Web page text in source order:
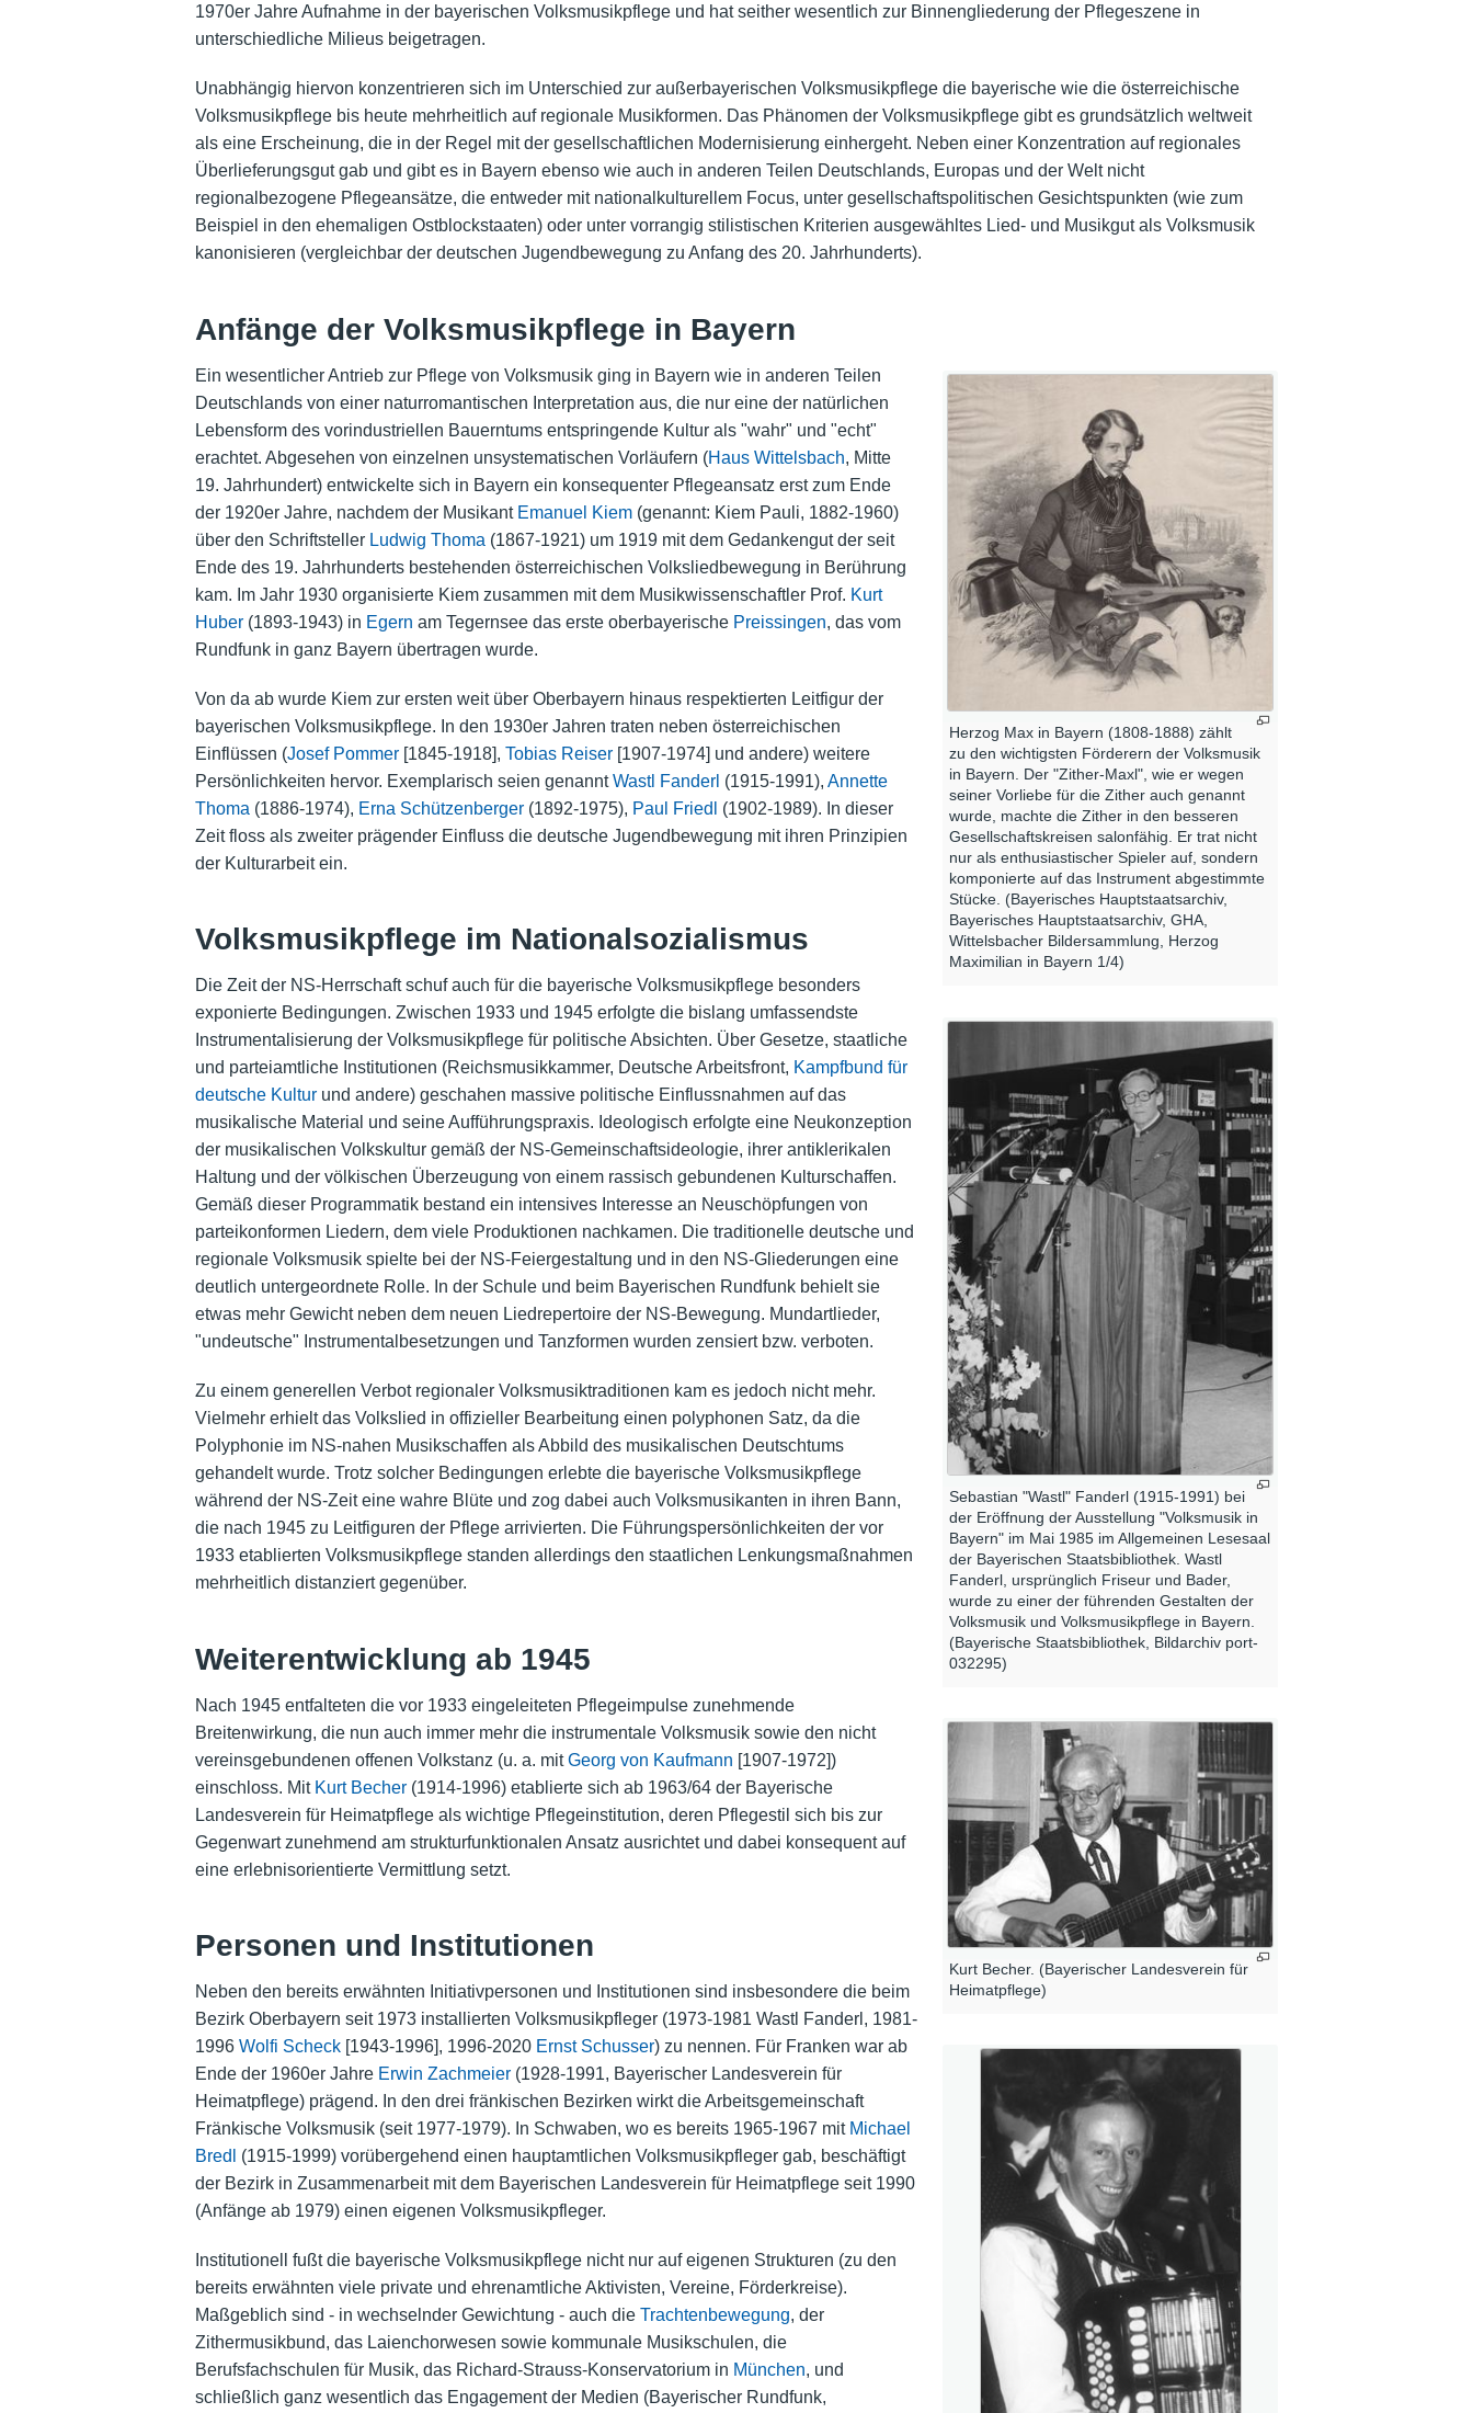
1970er Jahre Aufnahme in der bayerischen Volksmusikpflege und hat seither wesentlich zur Binnengliederung der Pflegeszene in
unterschiedliche Milieus beigetragen.
Unabhängig hiervon konzentrieren sich im Unterschied zur außerbayerischen Volksmusikpflege die bayerische wie die österreichische
Volksmusikpflege bis heute mehrheitlich auf regionale Musikformen. Das Phänomen der Volksmusikpflege gibt es grundsätzlich weltweit
als eine Erscheinung, die in der Regel mit der gesellschaftlichen Modernisierung einhergeht. Neben einer Konzentration auf regionales
Überlieferungsgut gab und gibt es in Bayern ebenso wie auch in anderen Teilen Deutschlands, Europas und der Welt nicht
regionalbezogene Pflegeansätze, die entweder mit nationalkulturellem Focus, unter gesellschaftspolitischen Gesichtspunkten (wie zum
Beispiel in den ehemaligen Ostblockstaaten) oder unter vorrangig stilistischen Kriterien ausgewähltes Lied- und Musikgut als Volksmusik
kanonisieren (vergleichbar der deutschen Jugendbewegung zu Anfang des 20. Jahrhunderts).
Anfänge der Volksmusikpflege in Bayern
Herzog Max in Bayern (1808-1888) zählt
zu den wichtigsten Förderern der Volksmusik
in Bayern. Der "Zither-Maxl", wie er wegen
seiner Vorliebe für die Zither auch genannt
wurde, machte die Zither in den besseren
Gesellschaftskreisen salonfähig. Er trat nicht
nur als enthusiastischer Spieler auf, sondern
komponierte auf das Instrument abgestimmte
Stücke. (Bayerisches Hauptstaatsarchiv,
Bayerisches Hauptstaatsarchiv, GHA,
Wittelsbacher Bildersammlung, Herzog
Maximilian in Bayern 1/4)
Ein wesentlicher Antrieb zur Pflege von Volksmusik ging in Bayern wie in anderen Teilen
Deutschlands von einer naturromantischen Interpretation aus, die nur eine der natürlichen
Lebensform des vorindustriellen Bauerntums entspringende Kultur als "wahr" und "echt"
erachtet. Abgesehen von einzelnen unsystematischen Vorläufern (Haus Wittelsbach, Mitte
19. Jahrhundert) entwickelte sich in Bayern ein konsequenter Pflegeansatz erst zum Ende
der 1920er Jahre, nachdem der Musikant Emanuel Kiem(genannt: Kiem Pauli, 1882-1960)
über den Schriftsteller Ludwig Thoma (1867-1921) um 1919 mit dem Gedankengut der seit
Ende des 19. Jahrhunderts bestehenden österreichischen Volksliedbewegung in Berührung
kam. Im Jahr 1930 organisierte Kiem zusammen mit dem Musikwissenschaftler Prof. Kurt
Huber(1893-1943) in Egern am Tegernsee das erste oberbayerische Preissingen, das vom
Rundfunkin ganz Bayern übertragen wurde.
Sebastian "Wastl" Fanderl (1915-1991) bei
der Eröffnung der Ausstellung "Volksmusik in
Bayern" im Mai 1985 im Allgemeinen Lesesaal
der Bayerischen Staatsbibliothek. Wastl
Fanderl, ursprünglich Friseur und Bader,
wurde zu einer der führenden Gestalten der
Volksmusik und Volksmusikpflege in Bayern.
(Bayerische Staatsbibliothek, Bildarchiv port-
032295)
Von da ab wurde Kiem zur ersten weit über Oberbayern hinaus respektierten Leitfigur der
bayerischen Volksmusikpflege. In den 1930er Jahren traten neben österreichischen
Einflüssen (Josef Pommer[1845-1918], Tobias Reiser[1907-1974] und andere) weitere
Persönlichkeiten hervor. Exemplarisch seien genanntWastl Fanderl (1915-1991), Annette
Thoma (1886-1974), Erna Schützenberger(1892-1975), Paul Friedl
(1902-1989). In dieser
Zeit floss als zweiter prägender Einfluss die deutsche Jugendbewegung mit ihren Prinzipien
der Kulturarbeit ein.
Volksmusikpflege im Nationalsozialismus
Die Zeit der NS-Herrschaft schuf auch für die bayerische Volksmusikpflege besonders
exponierte Bedingungen. Zwischen 1933 und 1945 erfolgte die bislang umfassendste
Instrumentalisierung der Volksmusikpflege für politische Absichten. Über Gesetze, staatliche
und parteiamtliche Institutionen (Reichsmusikkammer, Deutsche Arbeitsfront, Kampfbund für
deutsche Kulturund andere) geschahen massive politische Einflussnahmen auf das
musikalische Material und seine Aufführungspraxis. Ideologisch erfolgte eine Neukonzeption
der musikalischen Volkskultur gemäß der NS-Gemeinschaftsideologie, ihrer antiklerikalen
Haltung und der völkischen Überzeugung von einem rassisch gebundenen Kulturschaffen.
Gemäß dieser Programmatik bestand ein intensives Interesse an Neuschöpfungen von
parteikonformen Liedern, dem viele Produktionen nachkamen. Die traditionelle deutsche und
regionale Volksmusik spielte bei der NS-Feiergestaltung und in den NS-Gliederungen eine
deutlich untergeordnete Rolle. In der Schule und beim Bayerischen Rundfunk behielt sie
etwas mehr Gewicht neben dem neuen Liedrepertoire der NS-Bewegung. Mundartlieder,
"undeutsche" Instrumentalbesetzungen und Tanzformen wurden zensiert bzw. verboten.
Zu einem generellen Verbot regionaler Volksmusiktraditionen kam es jedoch nicht mehr.
Vielmehr erhielt das Volkslied in offizieller Bearbeitung einen polyphonen Satz, da die
Polyphonie im NS-nahen Musikschaffen als Abbild des musikalischen Deutschtums
gehandelt wurde. Trotz solcher Bedingungen erlebte die bayerische Volksmusikpflege
während der NS-Zeit eine wahre Blüte und zog dabei auch Volksmusikanten in ihren Bann,
die nach 1945 zu Leitfiguren der Pflege arrivierten. Die Führungspersönlichkeiten der vor
1933 etablierten Volksmusikpflege standen allerdings den staatlichen Lenkungsmaßnahmen
mehrheitlich distanziert gegenüber.
Weiterentwicklung ab 1945
Kurt Becher. (Bayerischer Landesverein für
Heimatpflege)
Nach 1945 entfalteten die vor 1933 eingeleiteten Pflegeimpulse zunehmende
Breitenwirkung, die nun auch immer mehr die instrumentale Volksmusik sowie den nicht
vereinsgebundenen offenen Volkstanz (u. a. mitGeorg von Kaufmann [1907-1972])
einschloss. Mit Kurt Becher(1914-1996) etablierte sich ab 1963/64 der Bayerische
Landesverein für Heimatpflege als wichtige Pflegeinstitution, deren Pflegestil sich bis zur
Gegenwart zunehmend am strukturfunktionalen Ansatz ausrichtet und dabei konsequent auf
eine erlebnisorientierte Vermittlung setzt.
Personen und Institutionen
Neben den bereits erwähnten Initiativpersonen und Institutionen sind insbesondere die beim
Bezirk Oberbayern seit 1973 installierten Volksmusikpfleger (1973-1981 Wastl Fanderl, 1981-
1996 Wolfi Scheck[1943-1996], 1996-2020 Ernst Schusser) zu nennen. Für Franken war ab
Ende der 1960er Jahre Erwin Zachmeier(1928-1991, Bayerischer Landesverein für
Heimatpflege) prägend. In den drei fränkischen Bezirken wirkt die Arbeitsgemeinschaft
Fränkische Volksmusik (seit 1977-1979). In Schwaben, wo es bereits 1965-1967 mit Michael
Bredl
(1915-1999) vorübergehend einen hauptamtlichen Volksmusikpfleger gab, beschäftigt
der Bezirk in Zusammenarbeit mit dem Bayerischen Landesverein für Heimatpflege seit 1990
(Anfänge ab 1979) einen eigenen Volksmusikpfleger.
Institutionell fußt die bayerische Volksmusikpflege nicht nur auf eigenen Strukturen (zu den
bereits erwähnten viele private und ehrenamtliche Aktivisten, Vereine, Förderkreise).
Maßgeblich sind - in wechselnder Gewichtung - auch die Trachtenbewegung, der
Zithermusikbund, das Laienchorwesen sowie kommunale Musikschulen, die
Berufsfachschulen für Musik, das Richard-Strauss-Konservatorium in München, und
schließlich ganz wesentlich das Engagement der Medien (Bayerischer Rundfunk,